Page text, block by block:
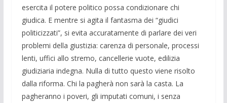
esercita il potere politico possa condizionare chi
giudica. E mentre si agita il fantasma dei “giudici
politicizzati”, si evita accuratamente di parlare dei veri
problemi della giustizia: carenza di personale, processi
lenti, uffici allo stremo, cancellerie vuote, edilizia
giudiziaria indegna. Nulla di tutto questo viene risolto
dalla riforma. Chi la pagherà non sarà la casta. La
pagheranno i poveri, gli imputati comuni, i senza